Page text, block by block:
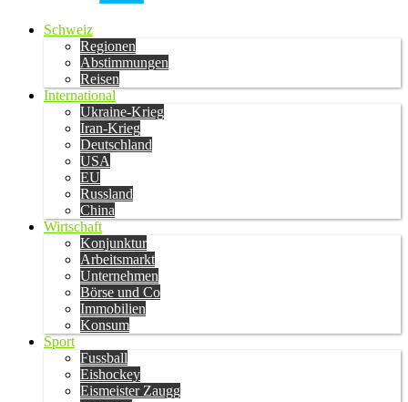
Schweiz
Regionen
Abstimmungen
Reisen
International
Ukraine-Krieg
Iran-Krieg
Deutschland
USA
EU
Russland
China
Wirtschaft
Konjunktur
Arbeitsmarkt
Unternehmen
Börse und Co
Immobilien
Konsum
Sport
Fussball
Eishockey
Eismeister Zaugg